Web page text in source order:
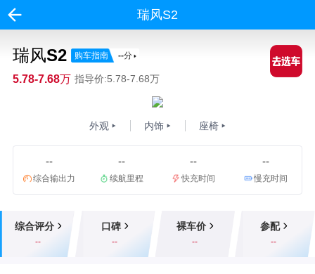
瑞风S2
瑞风S2 购车指南 --分
5.78-7.68万 指导价:5.78-7.68万
外观 内饰 座椅
--
综合输出力
--
续航里程
--
快充时间
--
慢充时间
综合评分
--
口碑
--
裸车价
--
参配
--